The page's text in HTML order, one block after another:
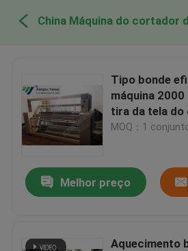
China Máquina do cortador
Tipo bonde
máquina
tira da tela do
aquecimento
MOQ：1
Melhor preço
Aquecimento